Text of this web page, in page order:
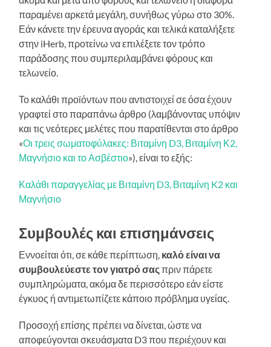
παραμένει αρκετά μεγάλη, συνήθως γύρω στο 30%.
Εάν κάνετε την έρευνα αγοράς και τελικά καταλήξετε
στην iHerb, προτείνω να επιλέξετε τον τρόπο
παράδοσης που συμπεριλαμβάνει φόρους και
τελωνείο.
Το καλάθι προϊόντων που αντιστοιχεί σε όσα έχουν
γραφτεί στο παραπάνω άρθρο (λαμβάνοντας υπόψιν
και τις νεότερες μελέτες που παρατίθενται στο άρθρο
«Οι τρεις σωματοφύλακες: Βιταμίνη D3, Βιταμίνη Κ2,
Μαγνήσιο και το Ασβέστιο»), είναι το εξής:
Καλάθι παραγγελίας με Βιταμίνη D3, Βιταμίνη K2 και
Μαγνήσιο
Συμβουλές και επισημάνσεις
Εννοείται ότι, σε κάθε περίπτωση, καλό είναι να
συμβουλεύεστε τον γιατρό σαςπριν πάρετε
συμπληρώματα, ακόμα δε περισσότερο εάν είστε
έγκυος ή αντιμετωπίζετε κάποιο πρόβλημα υγείας.
Προσοχή επίσης πρέπει να δίνεται, ώστε να
αποφεύγονται σκευάσματα D3 που περιέχουν και